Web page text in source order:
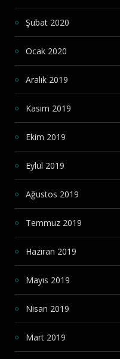
Şubat 2020
Ocak 2020
Aralık 2019
Kasım 2019
Ekim 2019
Eylül 2019
Ağustos 2019
Temmuz 2019
Haziran 2019
Mayıs 2019
Nisan 2019
Mart 2019